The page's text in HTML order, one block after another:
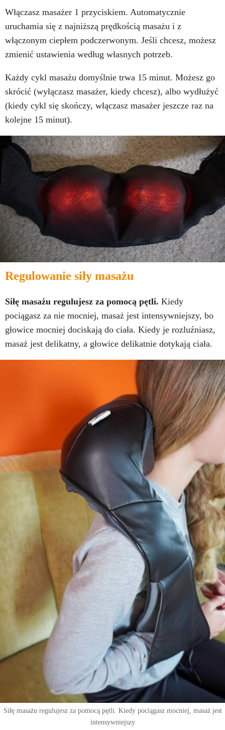
Włączasz masażer 1 przyciskiem. Automatycznie
uruchamia się z najniższą prędkością masażu i z
włączonym ciepłem podczerwonym. Jeśli chcesz, możesz
zmienić ustawienia według własnych potrzeb.
Każdy cykl masażu domyślnie trwa 15 minut. Możesz go
skrócić (wyłączasz masażer, kiedy chcesz), albo wydłużyć
(kiedy cykl się skończy, włączasz masażer jeszcze raz na
kolejne 15 minut).
Regulowanie siły masażu
Siłę masażu regulujesz za pomocą pętli. Kiedy
pociągasz za nie mocniej, masaż jest intensywniejszy, bo
głowice mocniej dociskają do ciała. Kiedy je rozluźniasz,
masaż jest delikatny, a głowice delikatnie dotykają ciała.
Siłę masażu regulujesz za pomocą pętli. Kiedy pociągasz mocniej, masaż jest
intensywniejszy